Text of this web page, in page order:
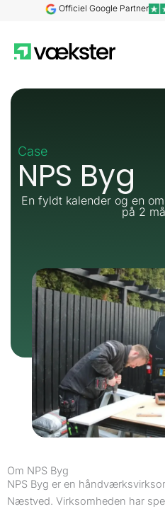
indholdet
Officiel Google Partner
Case
NPS Byg
En fyldt kalender og en
på 2
Om NPS Byg
NPS Byg er en
Næstved. Virksomheden har